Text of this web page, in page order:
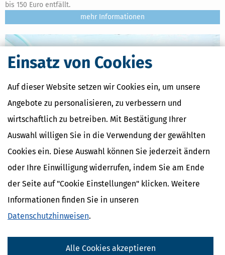
Einsatz von Cookies
Auf dieser Website setzen wir Cookies ein, um unsere
Angebote zu personalisieren, zu verbessern und
wirtschaftlich zu betreiben. Mit Bestätigung Ihrer
Auswahl willigen Sie in die Verwendung der gewählten
Cookies ein. Diese Auswahl können Sie jederzeit ändern
oder Ihre Einwilligung widerrufen, indem Sie am Ende
der Seite auf "Cookie Einstellungen" klicken. Weitere
Informationen finden Sie in unseren
Datenschutzhinweisen.
Alle Cookies akzeptieren
bis 150 Euro entfällt.
mehr
Rentenkommission & Rentenreform 2026: Empfehlungen
verständlich erklärt
23.06.2026, 11:15 Uhr ] Die Rentenkommission
mit 33 Empfehlungen vorgelegt, um die gesetzliche Rente
erklären, um was es im Einzelnen geht.
mehr